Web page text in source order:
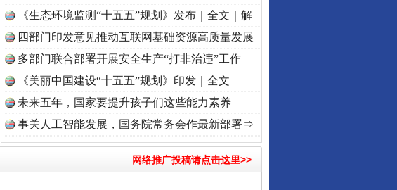
·[视频]牢记初心使命 奋进复兴征程丨“转折之城”激荡..·[视频]牢记初心使命 奋进复兴征程丨红船起航处 潮
《生态环境监测“十五五”规划》发布｜全文｜解
读
四部门印发意见推动互联网基础资源高质量发展
多部门联合部署开展安全生产“打非治违”工作
《美丽中国建设“十五五”规划》印发｜全文
未来五年，国家要提升孩子们这些能力素养
事关人工智能发展，国务院常务会作最新部署⇒
网络推广投稿请点击这里>>